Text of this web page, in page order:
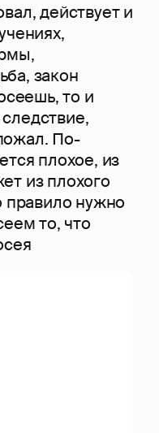
действует и
закон
то и
По-
плохое, из
из плохого
правило нужно
то, что